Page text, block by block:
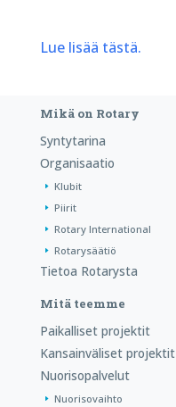
Lue lisää tästä.
Mikä on Rotary
Syntytarina
Organisaatio
Klubit
Piirit
Rotary International
Rotarysäätiö
Tietoa Rotarysta
Mitä teemme
Paikalliset projektit
Kansainväliset projektit
Nuorisopalvelut
Nuorisovaihto